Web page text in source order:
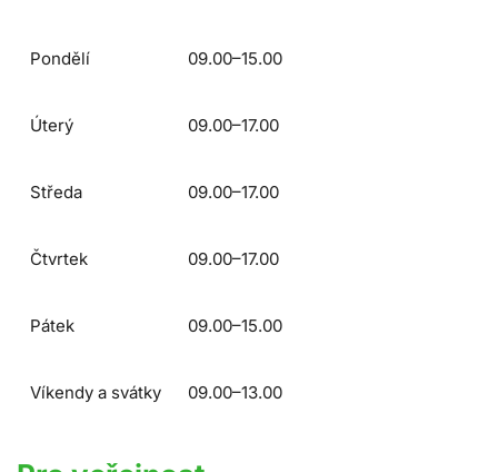
Pondělí 09.00–15.00
Úterý 09.00–17.00
Středa 09.00–17.00
Čtvrtek 09.00–17.00
Pátek 09.00–15.00
Víkendy a svátky 09.00–13.00